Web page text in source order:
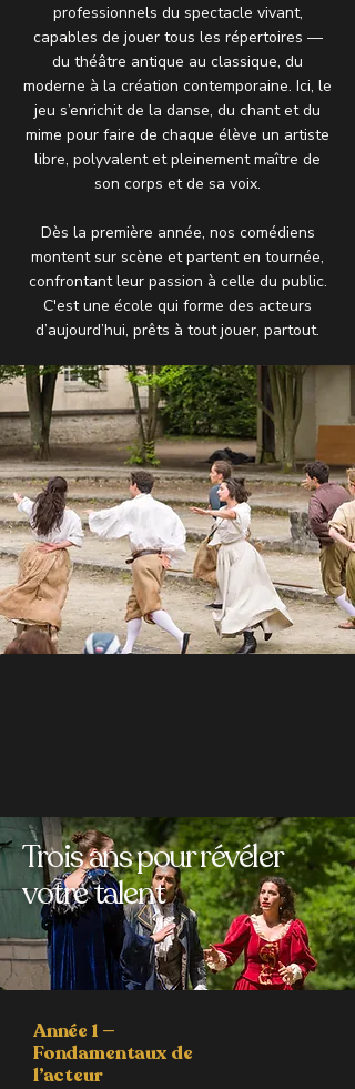
professionnels du spectacle vivant,
capables de jouer tous les répertoires —
du théâtre antique au classique, du
moderne à la création contemporaine. Ici, le
jeu s’enrichit de la danse, du chant et du
mime pour faire de chaque élève un artiste
libre, polyvalent et pleinement maître de
son corps et de sa voix.
Dès la première année, nos comédiens
montent sur scène et partent en tournée,
confrontant leur passion à celle du public.
C'est une école qui forme des acteurs
d’aujourd’hui, prêts à tout jouer, partout.
Trois ans pour révéler
votre talent
Année 1 —
Fondamentaux de
l’acteur